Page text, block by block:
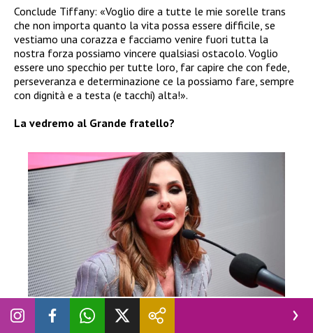
Conclude Tiffany: «Voglio dire a tutte le mie sorelle trans
che non importa quanto la vita possa essere difficile, se
vestiamo una corazza e facciamo venire fuori tutta la
nostra forza possiamo vincere qualsiasi ostacolo. Voglio
essere uno specchio per tutte loro, far capire che con fede,
perseveranza e determinazione ce la possiamo fare, sempre
con dignità e a testa (e tacchi) alta!».
La vedremo al Grande fratello?
GRANDE FRATELLO